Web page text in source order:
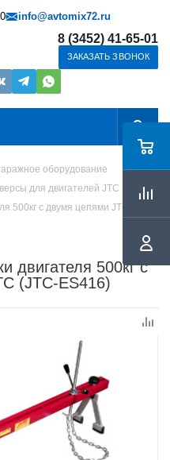
info@avtomix72.ru
8 (3452) 41-65-01
ЗАКАЗАТЬ ЗВОНОК
оборудование
для двигателей JTC
500кг с двумя цепями JTC
двигателя 500кг с
(JTC-ES416)